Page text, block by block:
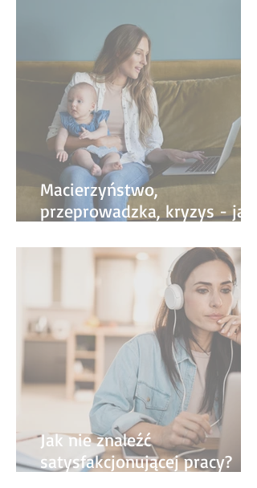
Macierzyństwo,
przeprowadzka, kryzys - jak
pracę?
Jak nie znaleźć
satysfakcjonującej pracy?